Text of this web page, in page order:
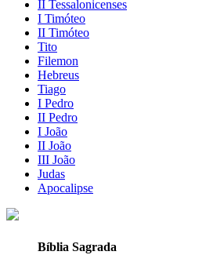
II Tessalonicenses
I Timóteo
II Timóteo
Tito
Filemon
Hebreus
Tiago
I Pedro
II Pedro
I João
II João
III João
Judas
Apocalipse
Bíblia Sagrada